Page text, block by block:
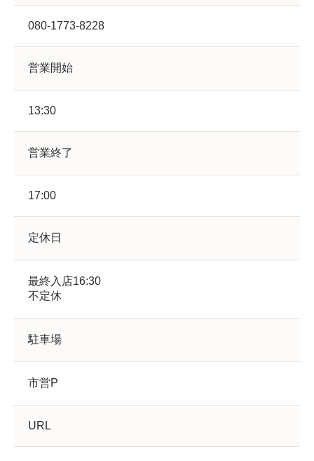
080-1773-8228
営業開始
13:30
営業終了
17:00
定休日
最終入店16:30
不定休
駐車場
市営P
URL